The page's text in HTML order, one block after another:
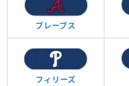
ブレーブス
フィリーズ